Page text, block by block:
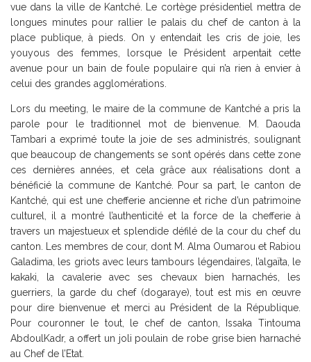
vue dans la ville de Kantché. Le cortège présidentiel mettra de
longues minutes pour rallier le palais du chef de canton à la
place publique, à pieds. On y entendait les cris de joie, les
youyous des femmes, lorsque le Président arpentait cette
avenue pour un bain de foule populaire qui n’a rien à envier à
celui des grandes agglomérations.
Lors du meeting, le maire de la commune de Kantché a pris la
parole pour le traditionnel mot de bienvenue. M. Daouda
Tambari a exprimé toute la joie de ses administrés, soulignant
que beaucoup de changements se sont opérés dans cette zone
ces dernières années, et cela grâce aux réalisations dont a
bénéficié la commune de Kantché. Pour sa part, le canton de
Kantché, qui est une chefferie ancienne et riche d’un patrimoine
culturel, il a montré l’authenticité et la force de la chefferie à
travers un majestueux et splendide défilé de la cour du chef du
canton. Les membres de cour, dont M. Alma Oumarou et Rabiou
Galadima, les griots avec leurs tambours légendaires, l’algaïta, le
kakaki, la cavalerie avec ses chevaux bien harnachés, les
guerriers, la garde du chef (dogaraye), tout est mis en œuvre
pour dire bienvenue et merci au Président de la République.
Pour couronner le tout, le chef de canton, Issaka Tintouma
AbdoulKadr, a offert un joli poulain de robe grise bien harnaché
au Chef de l’Etat.